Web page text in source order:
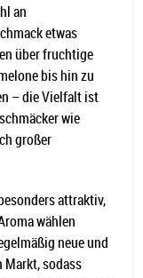
an
etwas
über fruchtige
bis hin zu
– die Vielfalt ist
wie
großer
attraktiv,
wählen
neue und
Markt, sodass